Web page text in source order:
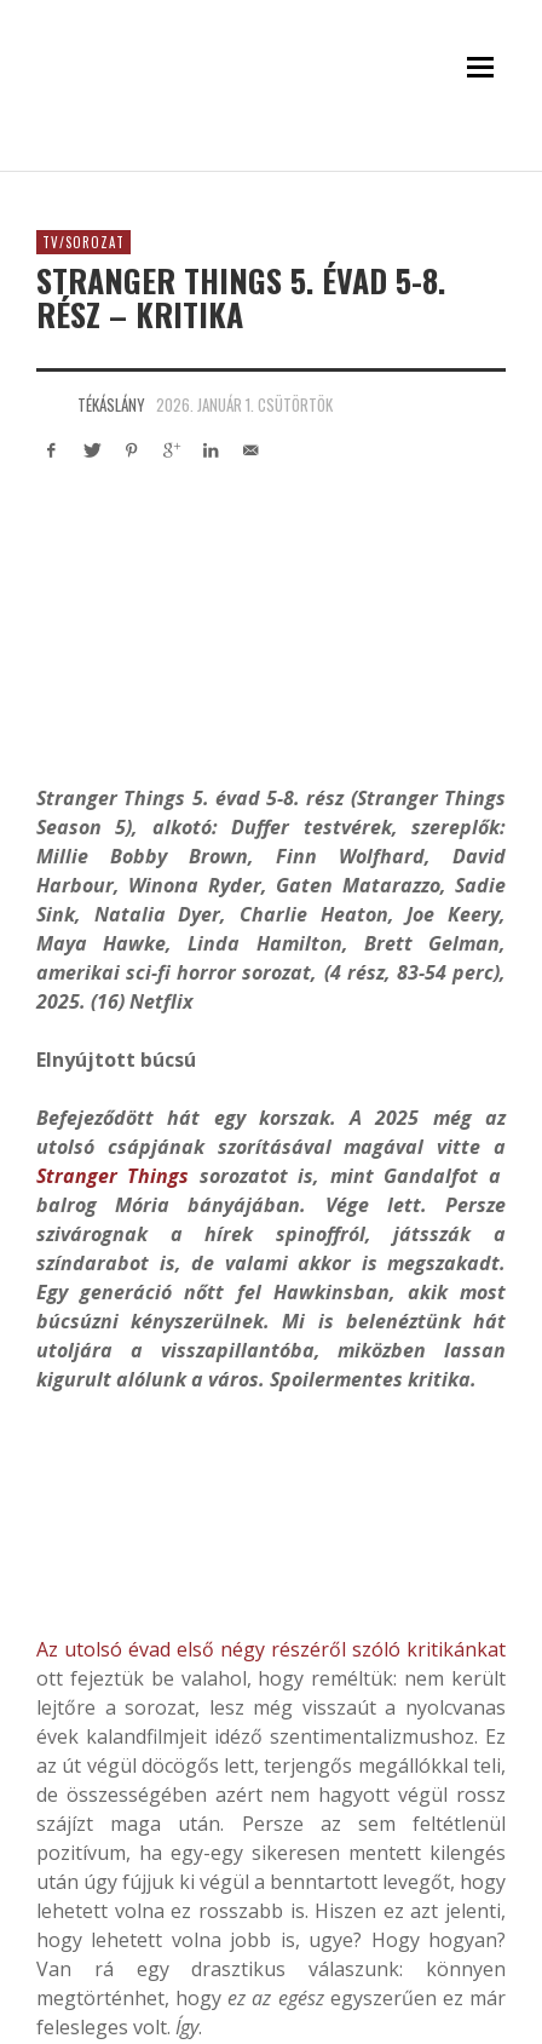
TV/SOROZAT
STRANGER THINGS 5. ÉVAD 5-8.
RÉSZ – KRITIKA
TÉKÁSLÁNY 2026. JANUÁR 1. CSÜTÖRTÖK
Stranger Things 5. évad 5-8. rész (Stranger Things
Season 5), alkotó: Duffer testvérek, szereplők:
Millie Bobby Brown, Finn Wolfhard, David
Harbour, Winona Ryder, Gaten Matarazzo, Sadie
Sink, Natalia Dyer, Charlie Heaton, Joe Keery,
Maya Hawke, Linda Hamilton, Brett Gelman,
amerikai sci-fi horror sorozat, (4 rész, 83-54 perc),
2025. (16) Netflix
Elnyújtott búcsú
Befejeződött hát egy korszak. A 2025 még az
utolsó csápjának szorításával magával vitte a
Stranger Things sorozatot is, mint Gandalfot a
balrog Mória bányájában. Vége lett. Persze
szivárognak a hírek spinoffról, játsszák a
színdarabot is, de valami akkor is megszakadt.
Egy generáció nőtt fel Hawkinsban, akik most
búcsúzni kényszerülnek. Mi is belenéztünk hát
utoljára a visszapillantóba, miközben lassan
kigurult alólunk a város. Spoilermentes kritika.
Az utolsó évad első négy részéről szóló kritikánkat
ott fejeztük be valahol, hogy reméltük: nem került
lejtőre a sorozat, lesz még visszaút a nyolcvanas
évek kalandfilmjeit idéző szentimentalizmushoz. Ez
az út végül döcögős lett, terjengős megállókkal teli,
de összességében azért nem hagyott végül rossz
szájízt maga után. Persze az sem feltétlenül
pozitívum, ha egy-egy sikeresen mentett kilengés
után úgy fújjuk ki végül a benntartott levegőt, hogy
lehetett volna ez rosszabb is. Hiszen ez azt jelenti,
hogy lehetett volna jobb is, ugye? Hogy hogyan?
Van rá egy drasztikus válaszunk: könnyen
megtörténhet, hogyez az egészegyszerűen ez már
felesleges volt. Így.